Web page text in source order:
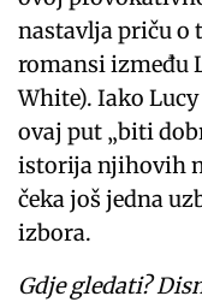
nastavlja priču
romansi između
White). Iako
ovaj put „biti
istorija njihovih
čeka još jedna
izbora.
Gdje gledati?